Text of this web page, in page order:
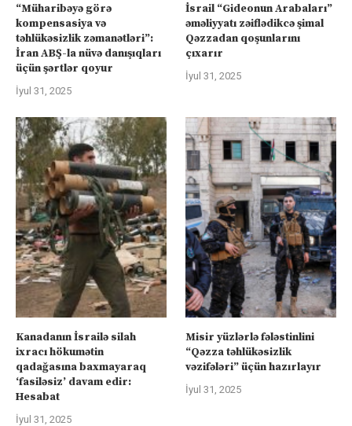
“Müharibəyə görə
kompensasiya və
təhlükəsizlik zəmanətləri”:
İran ABŞ-la nüvə danışıqları
üçün şərtlər qoyur
İyul 31, 2025
İsrail “Gideonun Arabaları”
əməliyyatı zəiflədikcə şimal
Qəzzadan qoşunlarını
çıxarır
İyul 31, 2025
Kanadanın İsrailə silah
ixracı hökumətin
qadağasına baxmayaraq
‘fasiləsiz’ davam edir:
Hesabat
İyul 31, 2025
Misir yüzlərlə fələstinlini
“Qəzza təhlükəsizlik
vəzifələri” üçün hazırlayır
İyul 31, 2025